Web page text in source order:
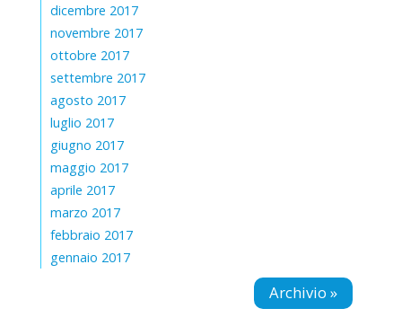
dicembre 2017
novembre 2017
ottobre 2017
settembre 2017
agosto 2017
luglio 2017
giugno 2017
maggio 2017
aprile 2017
marzo 2017
febbraio 2017
gennaio 2017
Archivio »